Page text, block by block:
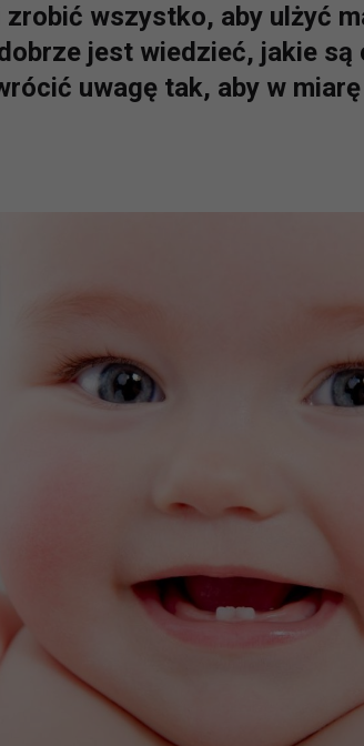
wszystko, aby ulżyć
jest wiedzieć, jakie są
uwagę tak, aby w